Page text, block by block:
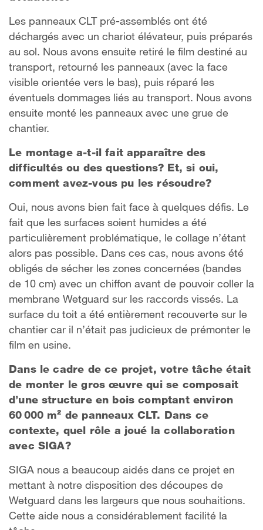
Les panneaux CLT pré-assemblés ont été
déchargés avec un chariot élévateur, puis préparés
au sol. Nous avons ensuite retiré le film destiné au
transport, retourné les panneaux (avec la face
visible orientée vers le bas), puis réparé les
éventuels dommages liés au transport. Nous avons
ensuite monté les panneaux avec une grue de
chantier.
Le montage a-t-il fait apparaître des
difficultés ou des questions? Et, si oui,
comment avez-vous pu les résoudre?
Oui, nous avons bien fait face à quelques défis. Le
fait que les surfaces soient humides a été
particulièrement problématique, le collage n’étant
alors pas possible. Dans ces cas, nous avons été
obligés de sécher les zones concernées (bandes
de 10 cm) avec un chiffon avant de pouvoir coller la
membrane Wetguard sur les raccords vissés. La
surface du toit a été entièrement recouverte sur le
chantier car il n’était pas judicieux de prémonter le
film en usine.
Dans le cadre de ce projet, votre tâche était
de monter le gros œuvre qui se composait
d’une structure en bois comptant environ
60 000 m² de panneaux CLT. Dans ce
contexte, quel rôle a joué la collaboration
avec SIGA?
SIGA nous a beaucoup aidés dans ce projet en
mettant à notre disposition des découpes de
Wetguard dans les largeurs que nous souhaitions.
Cette aide nous a considérablement facilité la